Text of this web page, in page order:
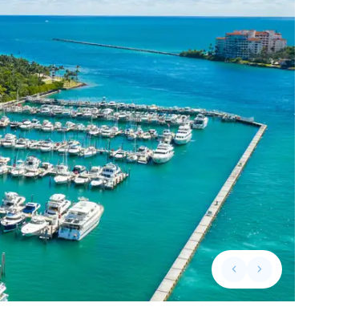
keyboard_arrow_leftPrevious slide
keyboard_arrow_rightNext slide